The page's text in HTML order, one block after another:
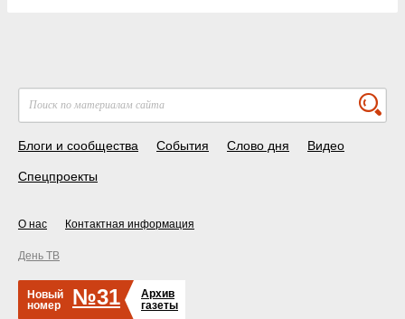
Блоги и сообщества События Слово дня Видео
Спецпроекты
О нас Контактная информация
День ТВ
Новый
номер
№31
Архив
газеты